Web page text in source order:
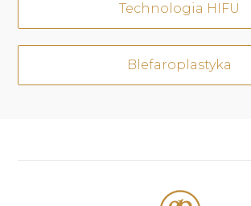
Technologia HIFU
Blefaroplastyka